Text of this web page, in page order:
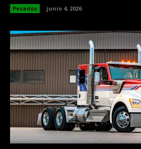
Pesados junio 4, 2026